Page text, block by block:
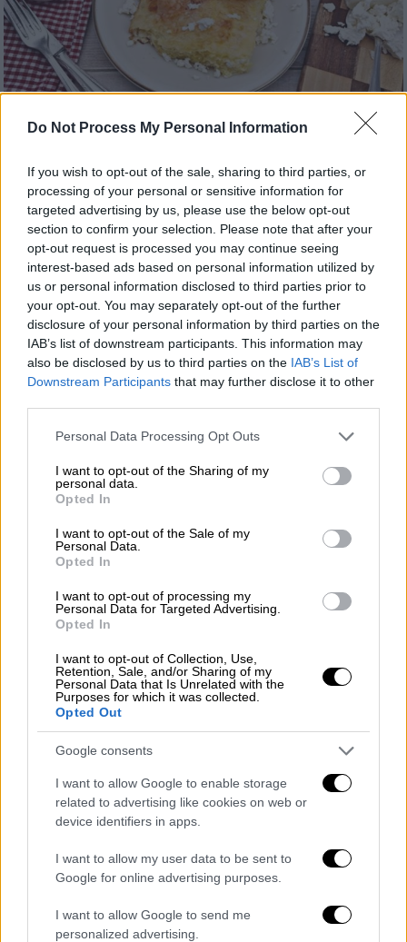
Do Not Process My Personal Information
If you wish to opt-out of the sale, sharing to third parties, or
processing of your personal or sensitive information for
targeted advertising by us, please use the below opt-out
section to confirm your selection. Please note that after your
opt-out request is processed you may continue seeing
interest-based ads based on personal information utilized by
us or personal information disclosed to third parties prior to
your opt-out. You may separately opt-out of the further
disclosure of your personal information by third parties on the
IAB’s list of downstream participants. This information may
also be disclosed by us to third parties on the IAB’s List of
Downstream Participants that may further disclose it to other
Please note that this website/app uses one or more Google
not limited to your visit or usage behaviour. You may click to
grant or deny consent to Google and its third-party tags to
use your data for below specified purposes in below Google
consent section.
Personal Data Processing Opt Outs
I want to opt-out of the Sharing of my
personal data.
Opted In
I want to opt-out of the Sale of my
Personal Data.
Opted In
I want to opt-out of processing my
Personal Data for Targeted Advertising.
Opted In
I want to opt-out of Collection, Use,
Retention, Sale, and/or Sharing of my
Personal Data that Is Unrelated with the
Purposes for which it was collected.
Opted Out
Google consents
I want to allow Google to enable storage
related to advertising like cookies on web or
device identifiers in apps.
I want to allow my user data to be sent to
Google for online advertising purposes.
I want to allow Google to send me
personalized advertising.
Food & Drink|25.02.2025 06:10
συνταγές για λαχταριστές σπιτικές
τυρόπιτες
Η τυρόπιτα είναι η αγαπημένη πίτα της
ελληνικής οικογένειας και η
πρωταγωνίστρια του παραδοσιακού
τραπεζιού της Τυρινής εβδομάδας. Δείτε
πώς θα τη φτιάξετε τέλεια!
Συνταγές|07.02.2025 06:10
Τόσο εύκολη και τόσο νόστιμη - Φέτα σε
Τέλειος συνδυασμός τραγανού, γλυκού και
αλμυρού, η ιδανική λιχουδιά για το τραπέζι
της παρέας